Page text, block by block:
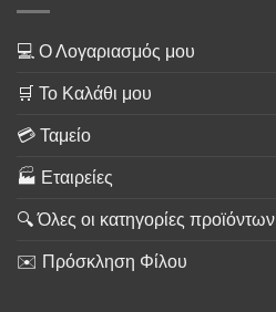
💻 Ο Λογαριασμός μου
🛒 Το Καλάθι μου
💳 Ταμείο
🏭 Εταιρείες
🔍 Όλες οι κατηγορίες προϊόντων
✉️ Πρόσκληση Φίλου